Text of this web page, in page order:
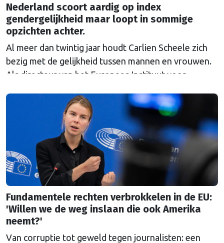
Nederland scoort aardig op index
gendergelijkheid maar loopt in sommige
opzichten achter.
Al meer dan twintig jaar houdt Carlien Scheele zich
bezig met de gelijkheid tussen mannen en vrouwen.
Als directeur van het Europees Instituut voor
ook nieuwe weerstand. “Ik begrijp niet waarom er
zo’n emotionele mening over genderonderwerpen
Fundamentele rechten verbrokkelen in de EU:
'Willen we de weg inslaan die ook Amerika
neemt?'
Van corruptie tot geweld tegen journalisten: een